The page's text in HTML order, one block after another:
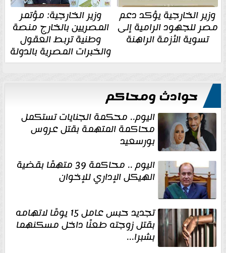
وزير الخارجية يؤكد دعم
مصر للجهود الرامية إلى
تسوية الأزمة الراهنة
وزير الخارجية: مؤتمر
المصريين بالخارج منصة
وطنية تربط العقول
والخبرات المصرية بالدولة
حوادث ومحاكم
اليوم.. محكمة الجنايات تستكمل
محاكمة المتهمة بقتل عروس
بورسعيد
اليوم .. محاكمة 39 متهمًا بقضية
الهيكل الإداري للإخوان
تجديد حبس عامل 15 يومًا لاتهامه
بقتل زوجته طعنًا داخل مسكنهما
بشبرا...